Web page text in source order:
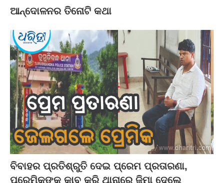
ଆନ୍ଦୋଳନର ତିନୋଟି କଥା
ବିବାହର ପ୍ରତିଶ୍ରୁତି ଦେଇ ପ୍ରେମ ପ୍ରତାରଣା,
ପ୍ରେମିକଙ୍କୁ କାବୁ କରି ଥାନାରେ ଜିମା ଦେଲେ